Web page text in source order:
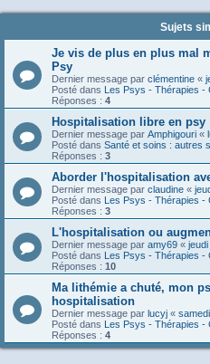
Sujets
Je vis de plus en plus mal
Psy
Dernier message par clémentine «
Posté dans Les Psys - Thérapies -
Réponses : 4
Hospitalisation libre en psy
Dernier message par Amphigouri «
Posté dans Santé et soins : autres
Réponses : 3
Aborder l'hospitalisation
Dernier message par claudine «
Posté dans Les Psys - Thérapies -
Réponses : 3
L'hospitalisation ou
Dernier message par amy69 «
Posté dans Les Psys - Thérapies -
Réponses : 10
Ma lithémie a chuté, mon
hospitalisation
Dernier message par lucyj «
Posté dans Les Psys - Thérapies -
Réponses : 4